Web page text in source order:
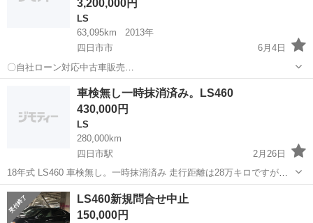
3,200,000円
LS
63,095km
2013年
四日市市
6月4日
〇自社ローン対応中古車販売
〇 ☆どなたでもローン
対応可能☆ １、勤続年数の短い方や自営業の方 ２、
パートをされる主婦の方や派遣社員の方 ...
四日市市 車両
車検無し一時抹消済み。LS460
430,000円
LS
280,000km
四日市駅
2月26日
18年式 LS460 車検無し。一時抹消済み 走行距離は28万キロですが、
走行距離は28万キロですが、 前オーナー様は、運送会社の社長様でメ
ンテナンスはちゃんとされていたみたいです。内装外装ともに綺麗で
す。 型式DB...
三重 四日市市 四日市駅 LS
LS460新規問合せ中止
150,000円